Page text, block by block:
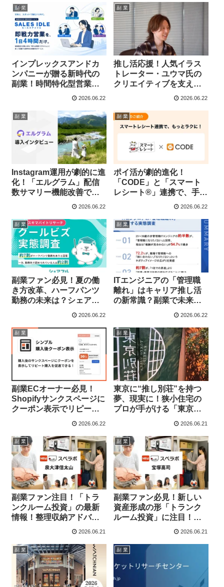
ト！
副 業
インプレックスアンドカ
ンパニーが贈る新時代の
副業！時間特化型営業支
援『セールスアイドル』
く！
2026.06.22
副 業
推し活応援！人気イラス
トレーター・ユウマ氏の
クリエイティブを支える
Dropbox活用術と未来へ
2026.06.22
副 業
Instagram運用が劇的に進
化！「エルグラム」配信
数サマリー機能改善で副
業アカウントも成果を可
める！
2026.06.22
副 業
ポイ活が劇的進化！
「CODE」と「スマート
レシート®」連携で、手間
なくポイントを自動
2026.06.22
副 業
副業ファン必見！夏の働
き方改革、ハーフパンツ
勤務の未来は？シェアフ
ル調査が示す「スキマバ
イト世代」のホンネ
2026.06.22
副 業
ITエンジニアの「管理職
離れ」はキャリア推し活
の新常識？副業で未来を
デザインするエンジニア
2026.06.22
副 業
副業ECオーナー必見！
Shopifyサンクスページに
クーポン表示でリピータ
2026.06.22
副 業
東京に“推し別荘”を持つ
夢、現実に！狭小住宅の
プロが手がける「東京別
2026.06.21
副 業
副業ファン注目！「トラ
ンクルーム投資」の最新
情報！整理収納アドバイ
ザー監修「スペラボ泉大
賢い資産形成の秘訣
2026.06.21
副 業
副業ファン必見！新しい
資産形成の形「トランク
ルーム投資」に注目！ス
ペラボ宝塚高司店オープ
ゼント
2026.06.21
副 業 副 業